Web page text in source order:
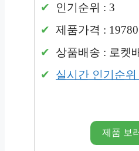
인기순위 : 3
제품가격 : 19780
상품배송 : 로켓
실시간 인기순위
제품 보